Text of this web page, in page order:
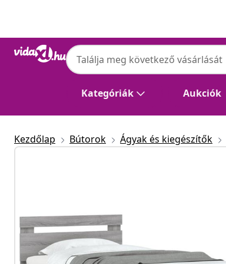
Kategóriák Aukciók
Kezdőlap Bútorok Ágyak és kiegészítők